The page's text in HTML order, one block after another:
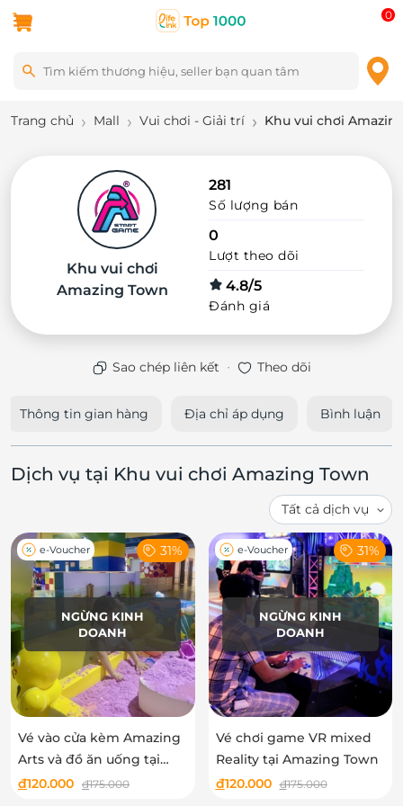
0
Trang chủ Mall Vui chơi - Giải trí Khu vui chơi
Khu vui chơi
Amazing Town
281
Số lượng bán
0
Lượt theo dõi
4.8/5
Đánh giá
Sao chép liên kết · Theo dõi
Thông tin gian hàng Địa chỉ áp dụng Bình luận
Dịch vụ tại Khu vui chơi Amazing Town
NGỪNG KINH
DOANH
e-Voucher 31%
Vé vào cửa kèm Amazing
Arts và đồ ăn uống tại
khu vui chơi Amazing
đ120.000 đ175.000
NGỪNG KINH
DOANH
e-Voucher 31%
Vé chơi game VR mixed
Reality tại Amazing Town
đ120.000 đ175.000